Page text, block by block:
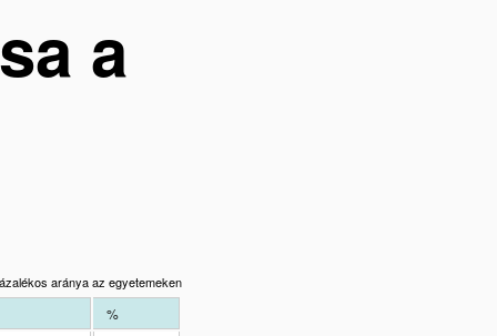
a
aránya az egyetemeken
%